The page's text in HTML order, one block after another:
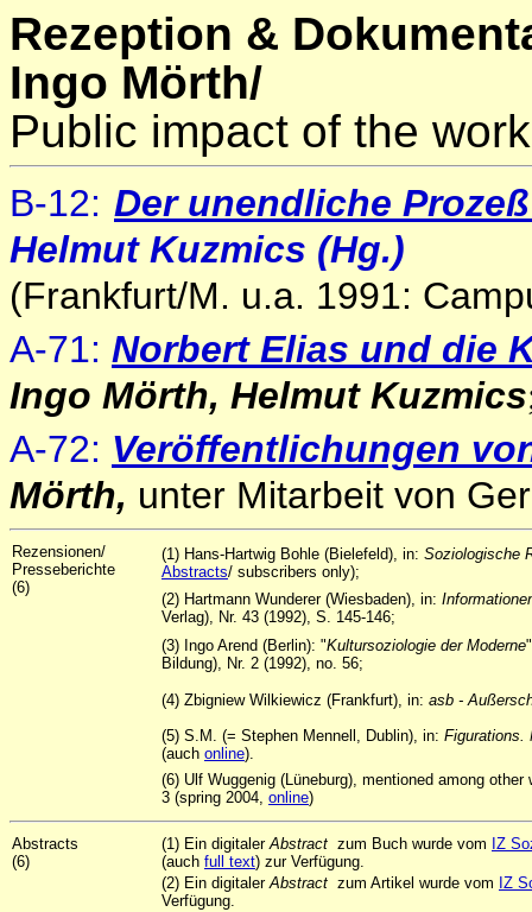
Rezeption &
Ingo Mörth/
Public impact of the
B-12: Der unendliche
Helmut Kuzmics (Hg.)
(Frankfurt/M. u.a. 1991:
A-71: Norbert Elias und die
Ingo Mörth, Helmut Kuzmics
A-72: Veröffentlichungen
Mörth, unter Mitarbeit von
Rezensionen/
Presseberichte
(6)
(1) Hans-Hartwig Bohle (Bielefeld), in: Soziologische
Abstracts/ subscribers only);
(2) Hartmann Wunderer (Wiesbaden), in:
Verlag), Nr. 43 (1992), S. 145-146;
(3) Ingo Arend (Berlin): "Kultursoziologie der Moderne
Bildung), Nr. 2 (1992), no. 56;
(4) Zbigniew Wilkiewicz (Frankfurt), in: asb -
(5) S.M. (= Stephen Mennell, Dublin), in: Figurations.
(auch online).
(6) Ulf Wuggenig (Lüneburg), mentioned among
3 (spring 2004, online)
Abstracts
(6)
(1) Ein digitalerAbstract zum Buch wurde vom IZ
(auch full text) zur Verfügung.
(2) Ein digitalerAbstract zum Artikel wurde vom IZ
Verfügung.